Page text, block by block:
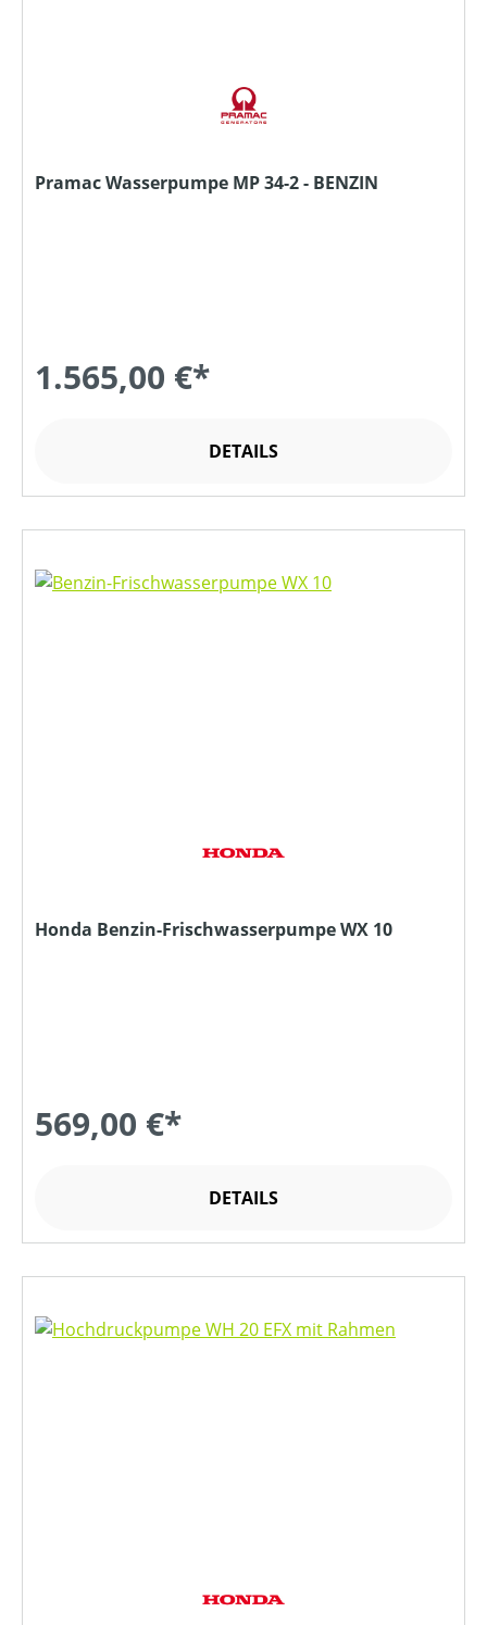
Pramac Wasserpumpe MP 34-2 - BENZIN
1.565,00 €*
DETAILS
Honda Benzin-Frischwasserpumpe WX 10
569,00 €*
DETAILS